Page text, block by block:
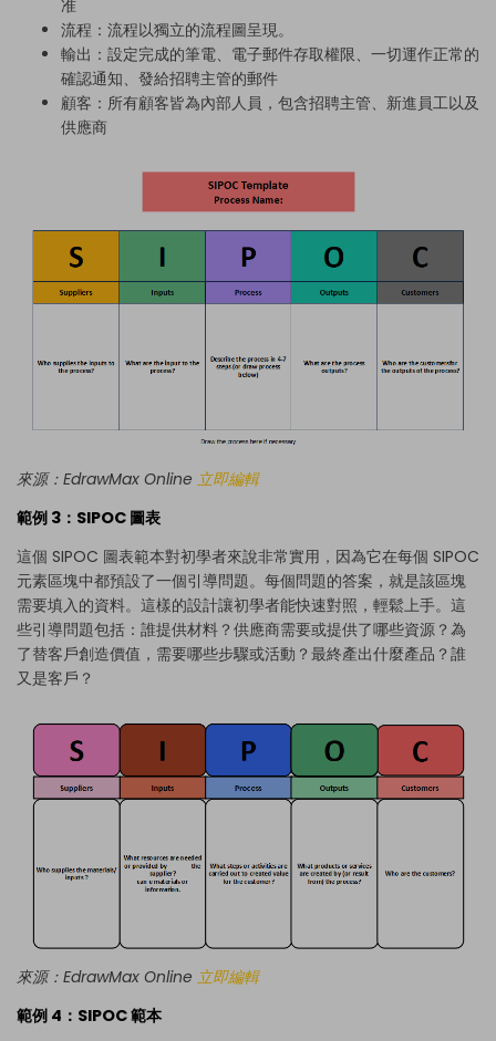
准
流程：流程以獨立的流程圖呈現。
輸出：設定完成的筆電、電子郵件存取權限、一切運作正常的
確認通知、發給招聘主管的郵件
顧客：所有顧客皆為內部人員，包含招聘主管、新進員工以及
供應商
來源：EdrawMax Online 立即編輯
範例 3：SIPOC 圖表
這個 SIPOC 圖表範本對初學者來說非常實用，因為它在每個 SIPOC
元素區塊中都預設了一個引導問題。每個問題的答案，就是該區塊
需要填入的資料。這樣的設計讓初學者能快速對照，輕鬆上手。這
些引導問題包括：誰提供材料？供應商需要或提供了哪些資源？為
了替客戶創造價值，需要哪些步驟或活動？最終產出什麼產品？誰
又是客戶？
來源：EdrawMax Online 立即編輯
範例 4：SIPOC 範本